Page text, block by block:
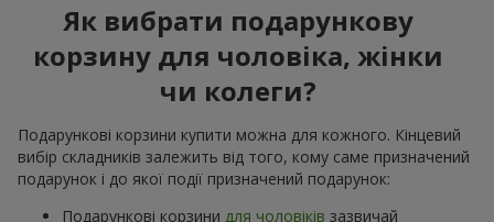
Як вибрати подарункову
корзину для чоловіка, жінки
чи колеги?
Подарункові корзини купити можна для кожного. Кінцевий
вибір складників залежить від того, кому саме призначений
подарунок і до якої події призначений подарунок:
Подарункові корзини для чоловіків зазвичай